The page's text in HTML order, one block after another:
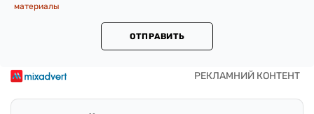
материалы
ОТПРАВИТЬ